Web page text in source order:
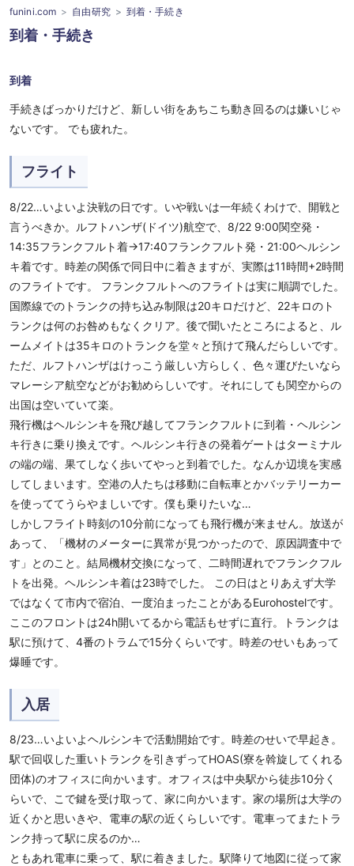
funini.com 自由研究 到着・手続き
到着・手続き
到着
手続きばっかりだけど、新しい街をあちこち動き回るのは嫌いじゃ
ないです。 でも疲れた。
フライト
8/22…いよいよ決戦の日です。いや戦いは一年続くわけで、開戦と
言うべきか。ルフトハンザ(ドイツ)航空で、8/22 9:00関空発・
14:35フランクフルト着→17:40フランクフルト発・21:00ヘルシン
キ着です。時差の関係で同日中に着きますが、実際は11時間+2時間
のフライトです。 フランクフルトへのフライトは実に順調でした。
国際線でのトランクの持ち込み制限は20キロだけど、22キロのト
ランクは何のお咎めもなくクリア。後で聞いたところによると、ル
ームメイトは35キロのトランクを堂々と預けて飛んだらしいです。
ただ、ルフトハンザはけっこう厳しい方らしく、色々運びたいなら
マレーシア航空などがお勧めらしいです。それにしても関空からの
出国は空いていて楽。
飛行機はヘルシンキを飛び越してフランクフルトに到着・ヘルシン
キ行きに乗り換えです。ヘルシンキ行きの発着ゲートはターミナル
の端の端、果てしなく歩いてやっと到着でした。なんか辺境を実感
してしまいます。空港の人たちは移動に自転車とかバッテリーカー
を使っててうらやましいです。僕も乗りたいな…
しかしフライト時刻の10分前になっても飛行機が来ません。放送が
あって、「機材のメーターに異常が見つかったので、原因調査中で
す」とのこと。結局機材交換になって、二時間遅れでフランクフル
トを出発。ヘルシンキ着は23時でした。 この日はとりあえず大学
ではなくて市内で宿泊、一度泊まったことがあるEurohostelです。
ここのフロントは24h開いてるから電話もせずに直行。トランクは
駅に預けて、4番のトラムで15分くらいです。時差のせいもあって
爆睡です。
入居
8/23…いよいよヘルシンキで活動開始です。時差のせいで早起き。
駅で回収した重いトランクを引きずってHOAS(寮を斡旋してくれる
団体)のオフィスに向かいます。オフィスは中央駅から徒歩10分く
らいで、こで鍵を受け取って、家に向かいます。家の場所は大学の
近くかと思いきや、電車の駅の近くらしいです。電車ってまたトラ
ンク持って駅に戻るのか…
ともあれ電車に乗って、駅に着きました。駅降りて地図に従って家